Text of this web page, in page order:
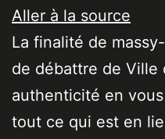
Aller à la source
La finalité de
de débattre de Ville
authenticité en
tout ce qui est en